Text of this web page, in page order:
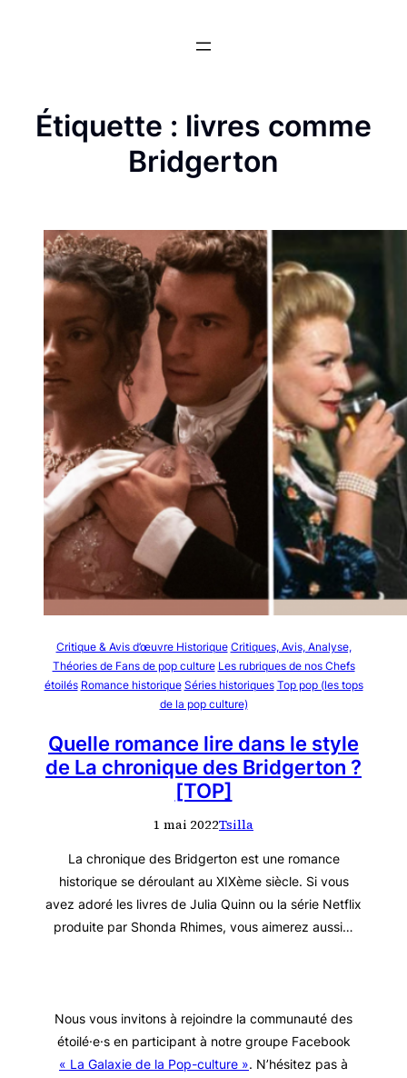
Étiquette : livres comme
Bridgerton
Critique & Avis d’œuvre Historique Critiques, Avis, Analyse,
Théories de Fans de pop culture Les rubriques de nos Chefs
étoilés Romance historique Séries historiques Top pop (les tops
de la pop culture)
Quelle romance lire dans le style
de La chronique des Bridgerton ?
[TOP]
1 mai 2022Tsilla
La chronique des Bridgerton est une romance
historique se déroulant au XIXème siècle. Si vous
avez adoré les livres de Julia Quinn ou la série Netflix
produite par Shonda Rhimes, vous aimerez aussi…
Nous vous invitons à rejoindre la communauté des
étoilé·e·s en participant à notre groupe Facebook
« La Galaxie de la Pop-culture ». N’hésitez pas à